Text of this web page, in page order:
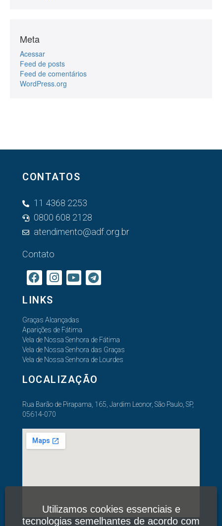
Meta
Acessar
Feed de posts
Feed de comentários
WordPress.org
CONTATOS
11 4368 2253
0800 608 2128
atendimento@adf.org.br
Contato
LINKS
Graças Alcançadas
Aparições de Fátima
Vela de Nossa Senhora de Fátima
Vela de Nossa Senhora das Graças
Vela de Nossa Senhora de Lourdes
LOCALIZAÇÃO
Rua Barão de Pirapama, 165, Jardim Leonor, São Paulo, SP,
05614-070
Utilizamos cookies essenciais e
tecnologias semelhantes de acordo com